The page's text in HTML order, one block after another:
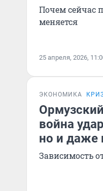
Почем сейчас
меняется
25 апреля, 2026,
ЭКОНОМИКА
война
но и даже
Зависимость